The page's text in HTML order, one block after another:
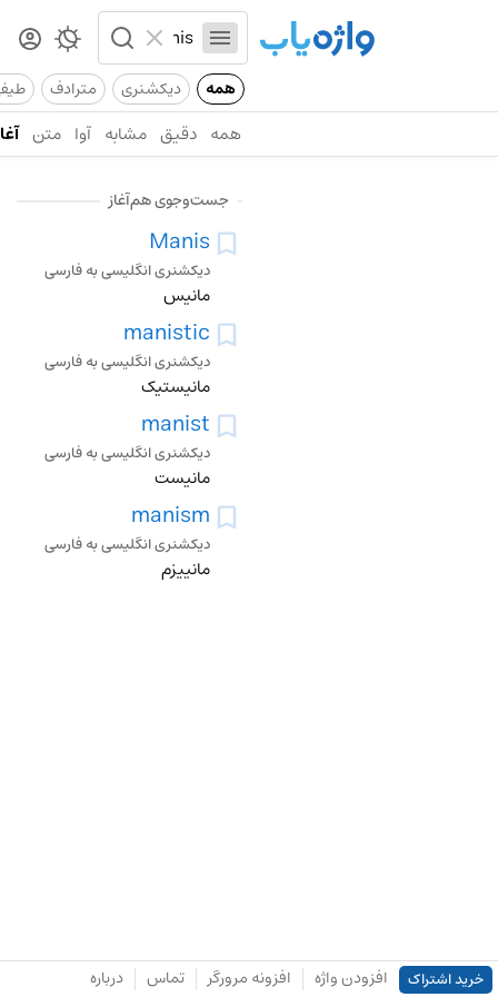
همه دیکشنری مترادف
همه دقیق مشابه آوا متن
جست‌وجوی هم‌آغاز
Manis
دیکشنری انگلیسی به فارسی
مانیس
manistic
دیکشنری انگلیسی به فارسی
مانیستیک
manist
دیکشنری انگلیسی به فارسی
مانیست
manism
دیکشنری انگلیسی به فارسی
مانییزم
خرید اشتراک افزودن واژه افزونه مرورگر تماس درباره